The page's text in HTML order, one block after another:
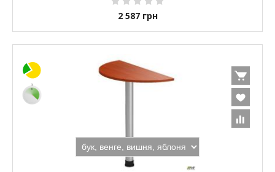
2 587 грн